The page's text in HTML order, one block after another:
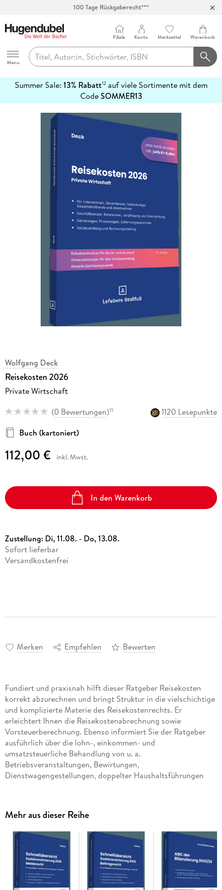
100 Tage Rückgaberecht***
Hugendubel
Menu
Filiale Konto Merkzettel Warenkorb
Summer Sale: 13% Rabatt12auf viele Sortimente mit dem
CodeSOMMER13
erfahren
Wolfgang Deck
Reisekosten 2026
Private Wirtschaft
(0 Bewertungen)15
1120 Lesepunkte
Buch (kartoniert)
112,00 € inkl. Mwst.
In den Warenkorb
Zustellung: Di, 11.08. - Do, 13.08.
Sofort lieferbar
Versandkostenfrei
Merken Empfehlen Bewerten
Fundiert und praxisnah hilft dieser Ratgeber Reisekosten
korrekt abzurechnen und bringt Struktur in die vielschichtige
und komplizierte Materie des Reisekostenrechts. Er
erleichtert Ihnen die Reisekostenabrechnung sowie
Vorsteuerberechnung. Ebenso informiert Sie der Ratgeber
ausführlich über die lohn-, einkommen- und
umsatzsteuerliche Behandlung von u. a.
Betriebsveranstaltungen, Bewirtungen,
Dienstwagengestellungen, doppelter Haushaltsführungen
Struktur in die vielschichtige und komplizierte Materie des
Reisekostenrechts. Er erleichtert Ihnen die
Reisekostenabrechnung sowie Vorsteuerberechnung. Ebenso
informiert Sie der Ratgeber ausführlich über die lohn-,
einkommen- und umsatzsteuerliche Behandlung von u. a.
Betriebsveranstaltungen, Bewirtungen,
Dienstwagengestellungen, doppelter Haushaltsführungen
Mehr aus dieser Reihe